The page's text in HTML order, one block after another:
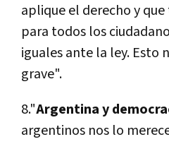
aplique el derecho y
para todos los
iguales ante la ley. Esto
grave".
8."Argentina y
argentinos nos lo